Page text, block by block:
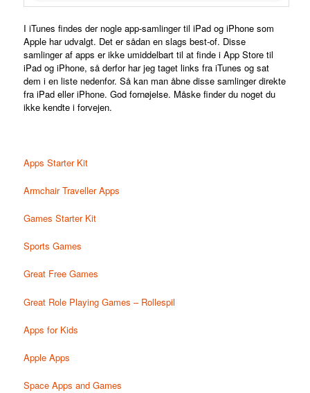
I iTunes findes der nogle app-samlinger til iPad og iPhone som
Apple har udvalgt. Det er sådan en slags best-of. Disse
samlinger af apps er ikke umiddelbart til at finde i App Store til
iPad og iPhone, så derfor har jeg taget links fra iTunes og sat
dem i en liste nedenfor. Så kan man åbne disse samlinger direkte
fra iPad eller iPhone. God fornøjelse. Måske finder du noget du
ikke kendte i forvejen.
Apps Starter Kit
Armchair Traveller Apps
Games Starter Kit
Sports Games
Great Free Games
Great Role Playing Games – Rollespil
Apps for Kids
Apple Apps
Space Apps and Games